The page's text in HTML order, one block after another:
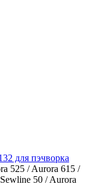
для пэчворка
525 / Aurora 615 /
50 / Aurora